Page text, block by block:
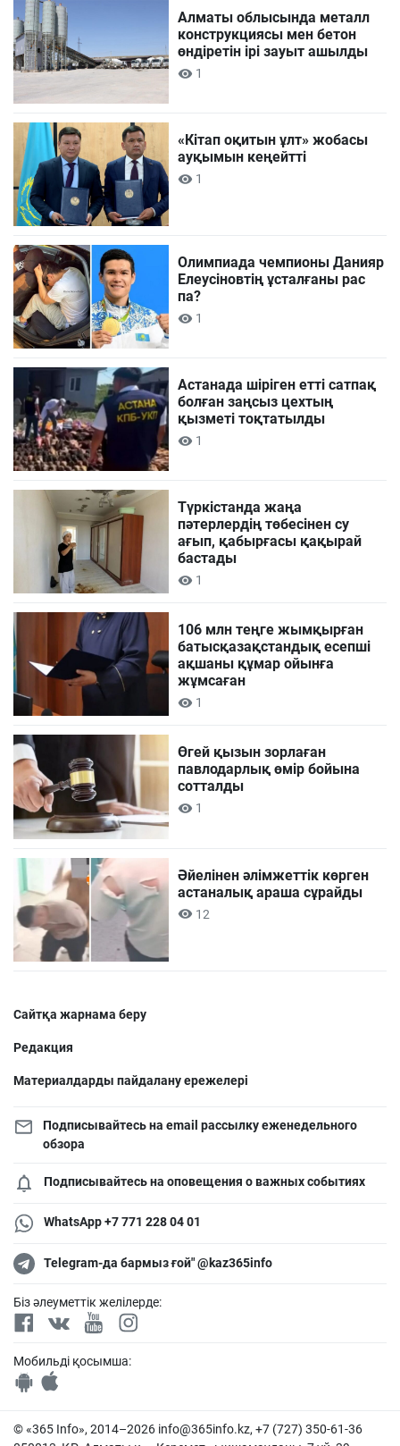
Алматы облысында металл
конструкциясы мен бетон
өндіретін ірі зауыт ашылды
1
«Кітап оқитын ұлт» жобасы
ауқымын кеңейтті
1
Олимпиада чемпионы Данияр
Елеусіновтің ұсталғаны рас
па?
1
Астанада шіріген етті сатпақ
болған заңсыз цехтың
қызметі тоқтатылды
1
Түркістанда жаңа
пәтерлердің төбесінен су
ағып, қабырғасы қақырай
бастады
1
106 млн теңге жымқырған
батысқазақстандық есепші
ақшаны құмар ойынға
жұмсаған
1
Өгей қызын зорлаған
павлодарлық өмір бойына
сотталды
1
Әйелінен әлімжеттік көрген
астаналық араша сұрайды
12
Сайтқа жарнама беру
Редакция
Материалдарды пайдалану ережелері
Подписывайтесь на email рассылку еженедельного
обзора
Подписывайтесь на оповещения о важных событиях
WhatsApp +7 771 228 04 01
Telegram-да бармыз ғой" @kaz365info
Біз әлеуметтік желілерде:
Мобильді қосымша:
© «365 Info», 2014–2026 info@365info.kz, +7 (727) 350-61-36